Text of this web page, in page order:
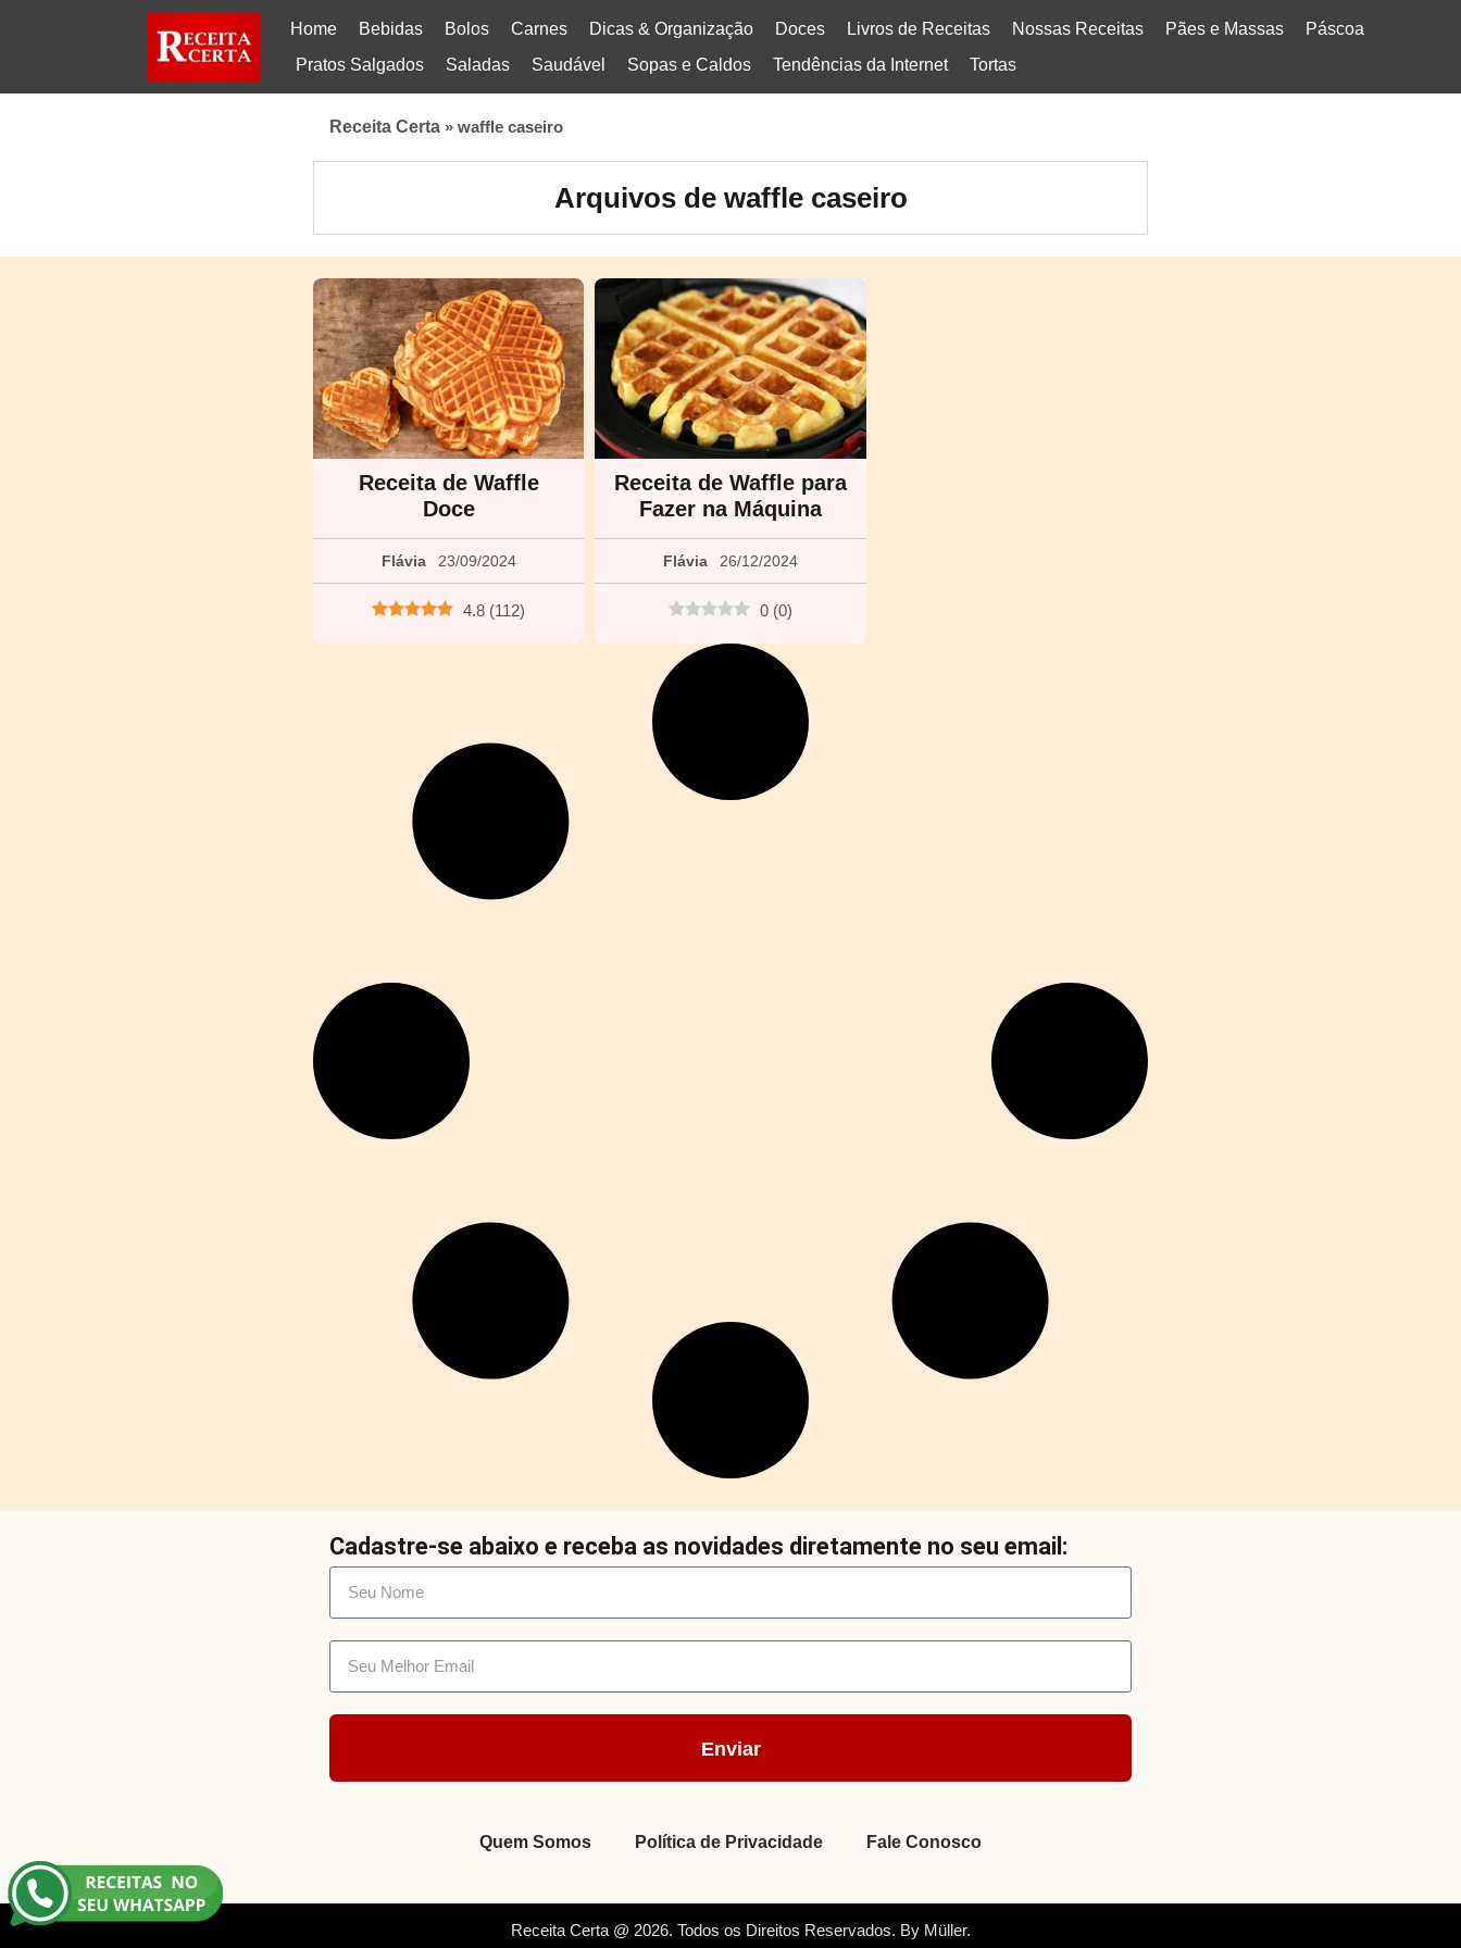
Home Bebidas Bolos Carnes Dicas & Organização Doces Livros de Receitas Nossas Receitas Pães e Massas
Páscoa
Pratos Salgados
Saladas Saudável Sopas e Caldos Tendências da Internet Tortas
Receita Certa » waffle caseiro
Arquivos de waffle caseiro
Receita de Waffle
Doce
Flávia 23/09/2024
4.8 (112)
Receita de Waffle para
Fazer na Máquina
Flávia 26/12/2024
0 (0)
Cadastre-se abaixo e receba as novidades diretamente no seu email:
Enviar
Quem Somos Política de Privacidade Fale Conosco
Receita Certa @ 2026. Todos os Direitos Reservados. By Müller.